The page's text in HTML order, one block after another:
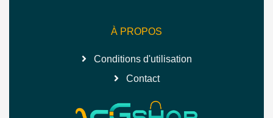
À PROPOS
Conditions d'utilisation
Contact